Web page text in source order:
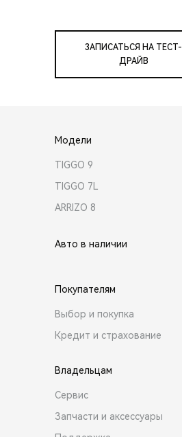
ЗАПИСАТЬСЯ НА ТЕСТ-
ДРАЙВ
Модели
TIGGO 9
TIGGO 7L
ARRIZO 8
Авто в наличии
Покупателям
Выбор и покупка
Кредит и страхование
Владельцам
Сервис
Запчасти и аксессуары